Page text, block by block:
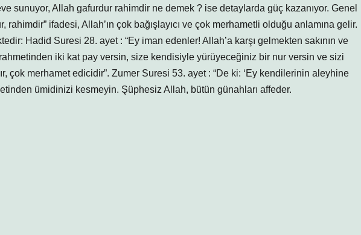
sunuyor, Allah gafurdur rahimdir ne demek ? ise detaylarda güç kazanıyor. Genel
rahimdir” ifadesi, Allah’ın çok bağışlayıcı ve çok merhametli olduğu anlamına gelir.
Hadid Suresi 28. ayet : “Ey iman edenler! Allah’a karşı gelmekten sakının ve
iki kat pay versin, size kendisiyle yürüyeceğiniz bir nur versin ve sizi
çok merhamet edicidir”. Zumer Suresi 53. ayet : “De ki: ‘Ey kendilerinin aleyhine
ümidinizi kesmeyin. Şüphesiz Allah, bütün günahları affeder.